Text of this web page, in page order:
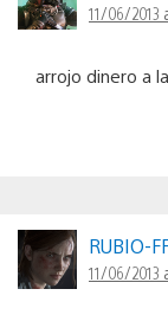
11/06/2013
arrojo dinero a
RUBIO-
11/06/2013